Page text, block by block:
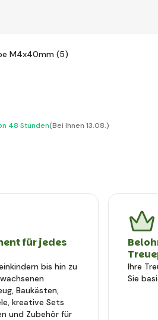
M4x40mm (5)
48 Stunden(Bei Ihnen 13.08.)
für jedes
bis hin zu
Baukästen,
kreative Sets
und Zubehör für
Ihre
Sie